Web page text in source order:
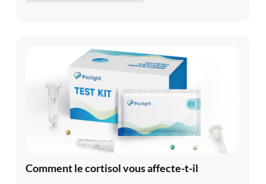
Comment le cortisol vous affecte-t-il